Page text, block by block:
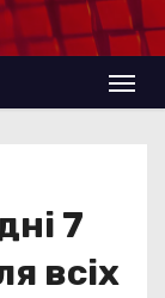
7
всіх